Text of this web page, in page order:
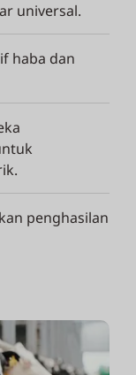
universal.
haba dan
penghasilan